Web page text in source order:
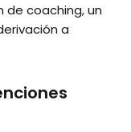
de coaching, un
a